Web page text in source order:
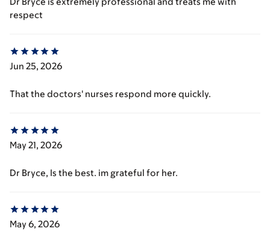
respect
Jun 25, 2026
That the doctors' nurses respond more quickly.
May 21, 2026
Dr Bryce, Is the best. im grateful for her.
May 6, 2026